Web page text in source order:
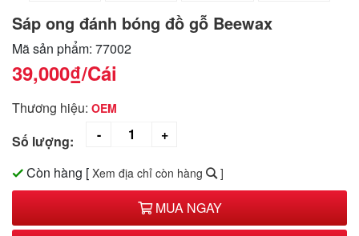
Sáp ong đánh bóng đồ gỗ Beewax
Mã sản phẩm: 77002
39,000₫/Cái
Thương hiệu: OEM
Số lượng:
Còn hàng [ Xem địa chỉ còn hàng ]
MUA NGAY